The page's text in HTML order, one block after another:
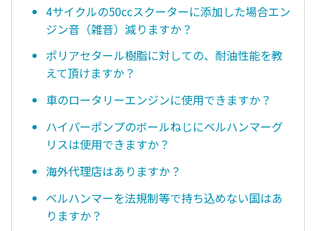
4サイクルの50ccスクーターに添加した場合エン
ジン音（雑音）減りますか？
ポリアセタール樹脂に対しての、耐油性能を教
えて頂けますか？
車のロータリーエンジンに使用できますか？
ハイパーポンプのボールねじにベルハンマーグ
リスは使用できますか？
海外代理店はありますか？
ベルハンマーを法規制等で持ち込めない国はあ
りますか？